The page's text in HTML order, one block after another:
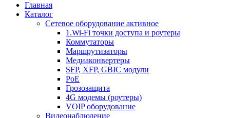
Главная
Каталог
Сетевое оборудование активное
1.Wi-Fi точки доступа и роутеры
Коммутаторы
Маршрутизаторы
Медиаконвертеры
SFP, XFP, GBIC модули
PoE
Грозозащита
4G модемы (роутеры)
VOIP оборудование
Видеонаблюдение